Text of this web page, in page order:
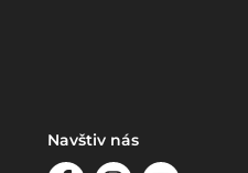
Navštiv nás